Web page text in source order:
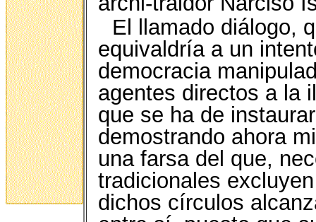
El llamado diálogo,
equivaldría a un
democracia
agentes directos a la
que se ha de
demostrando ahora
una farsa del que,
tradicionales
dichos círculos